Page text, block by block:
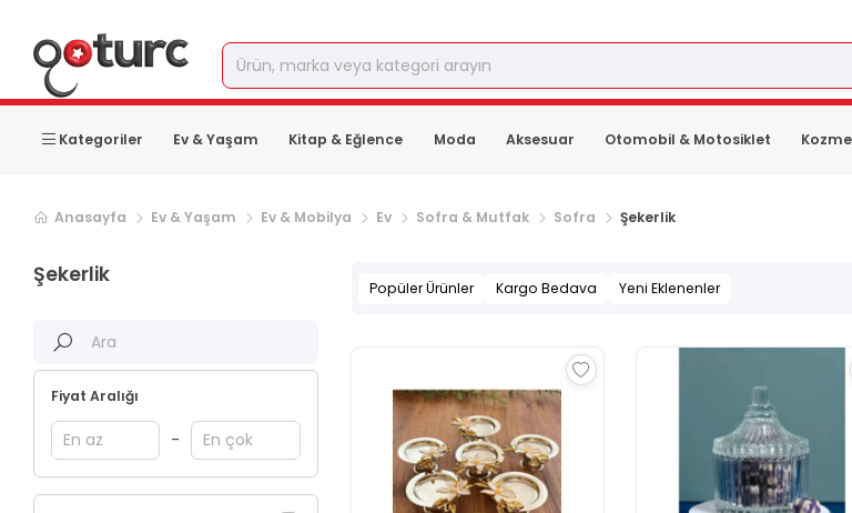
Kategoriler Ev & Yaşam Kitap & Eğlence Moda Aksesuar Otomobil & Motosiklet
Sonraki ürün sayfası, sayfa 2
Anasayfa Ev & Yaşam Ev & Mobilya Ev Sofra & Mutfak Sofra Şekerlik
Şekerlik
Fiyat Aralığı
-
Popüler Ürünler Kargo Bedava Yeni Eklenenler